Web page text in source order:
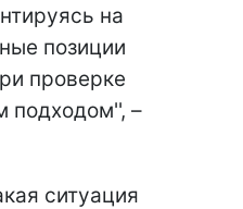
на
позиции
проверке
подходом'', –
ситуация